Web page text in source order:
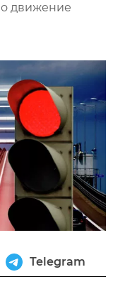
движение
Telegram